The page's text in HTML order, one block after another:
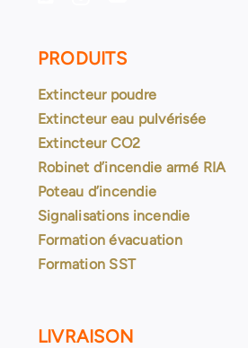
PRODUITS
Extincteur poudre
Extincteur eau pulvérisée
Extincteur CO2
Robinet d’incendie armé RIA
Poteau d’incendie
Signalisations incendie
Formation évacuation
Formation SST
LIVRAISON